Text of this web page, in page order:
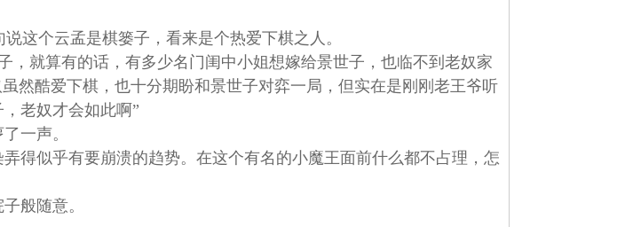
这个云孟是棋篓子，看来是个热爱下棋之人。
就算有的话，有多少名门闺中小姐想嫁给景世子，也临不到老奴家
然酷爱下棋，也十分期盼和景世子对弈一局，但实在是刚刚老王爷听
老奴才会如此啊”
一声。
得似乎有要崩溃的趋势。在这个有名的小魔王面前什么都不占理，怎
般随意。